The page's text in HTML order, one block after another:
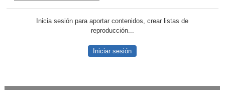
Inicia sesión para aportar contenidos, crear listas de
reproducción...
Iniciar sesión